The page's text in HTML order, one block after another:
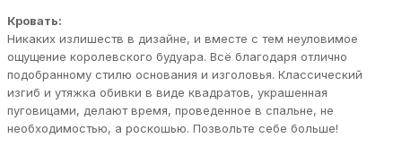
Кровать:
Никаких излишеств в дизайне, и вместе с тем неуловимое
ощущение королевского будуара. Всё благодаря отлично
подобранному стилю основания и изголовья. Классический
изгиб и утяжка обивки в виде квадратов, украшенная
пуговицами, делают время, проведенное в спальне, не
необходимостью, а роскошью. Позвольте себе больше!